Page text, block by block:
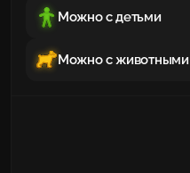
Можно с детьми
Можно с животными